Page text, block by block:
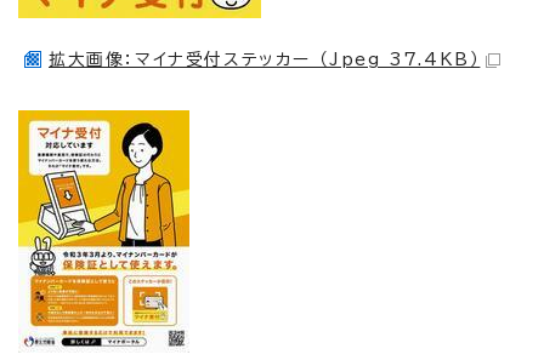
拡大画像：マイナ受付ステッカー （Jpeg 37.4KB）